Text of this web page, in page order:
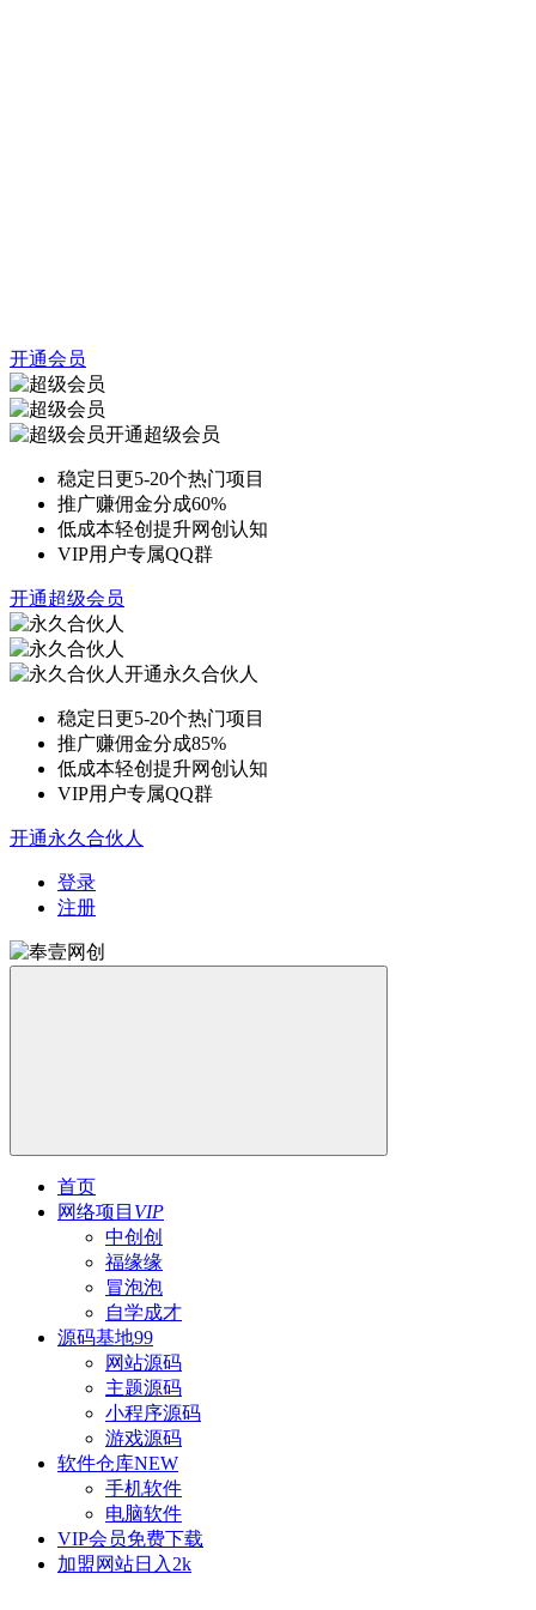
开通会员
开通超级会员
稳定日更5-20个热门项目
推广赚佣金分成60%
低成本轻创提升网创认知
VIP用户专属QQ群
开通超级会员
开通永久合伙人
稳定日更5-20个热门项目
推广赚佣金分成85%
低成本轻创提升网创认知
VIP用户专属QQ群
开通永久合伙人
登录
注册
首页
网络项目 VIP
中创创
福缘缘
冒泡泡
自学成才
源码基地99
网站源码
主题源码
小程序源码
游戏源码
软件仓库NEW
手机软件
电脑软件
VIP会员免费下载
加盟网站日入2k